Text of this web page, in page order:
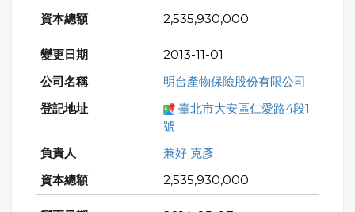
2,535,930,000
2013-11-01
明台產物保險股份有限公司
臺北市大安區仁愛路4段1
號
兼好 克彥
2,535,930,000